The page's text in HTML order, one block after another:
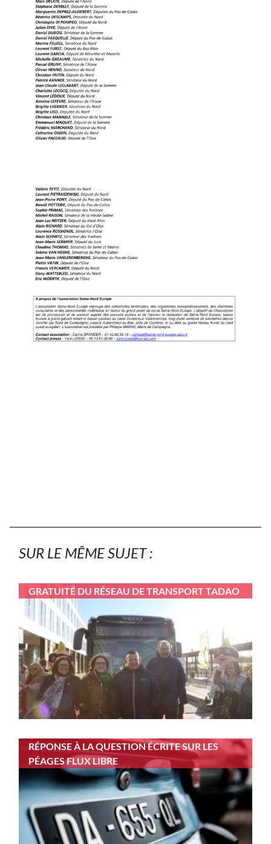
SUR LE MÊME SUJET :
GRATUITÉ DU RÉSEAU DE TRANSPORT TADAO
RÉPONSE À LA QUESTION ÉCRITE SUR LES
PÉAGES FLUX LIBRE